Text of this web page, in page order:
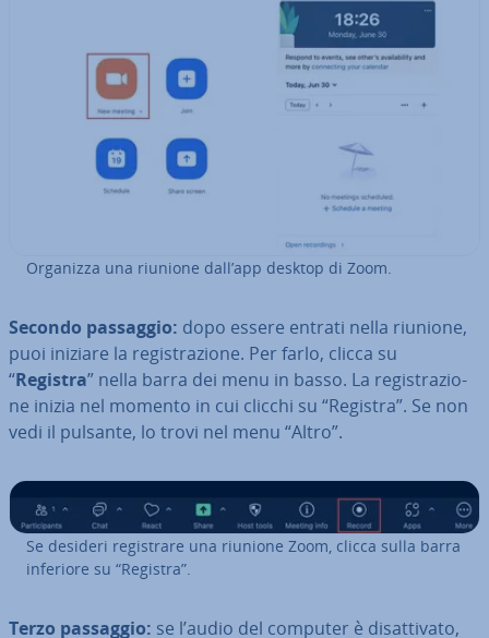
Organizza una riunione dall’app desktop di Zoom.
Secondo passaggio: dopo essere entrati nella riunione,
puoi iniziare la re­gi­stra­zio­ne. Per farlo, clicca su
“Registra” nella barra dei menu in basso. La re­gi­stra­zio­
ne inizia nel momento in cui clicchi su “Registra”. Se non
vedi il pulsante, lo trovi nel menu “Altro”.
Se desideri re­gi­stra­re una riunione Zoom, clicca sulla barra
inferiore su “Registra”.
Terzo passaggio: se l’audio del computer è di­sat­ti­va­to,